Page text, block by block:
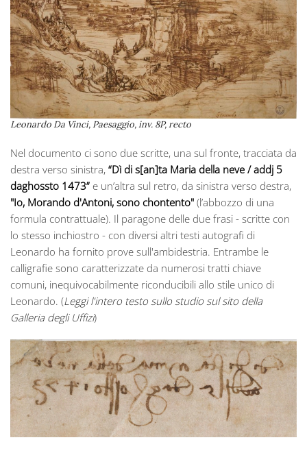
Leonardo Da Vinci, Paesaggio, inv. 8P, recto
Nel documento ci sono due scritte, una sul fronte, tracciata da
destra verso sinistra, “Dì di s[an]ta Maria della neve / addj 5
daghossto 1473” e un’altra sul retro, da sinistra verso destra,
"Io, Morando d'Antoni, sono chontento" (l’abbozzo di una
formula contrattuale). Il paragone delle due frasi - scritte con
lo stesso inchiostro - con diversi altri testi autografi di
Leonardo ha fornito prove sull'ambidestria. Entrambe le
calligrafie sono caratterizzate da numerosi tratti chiave
comuni, inequivocabilmente riconducibili allo stile unico di
Leonardo. (Leggi l'intero testo sullo studio sul sito della
Galleria degli Uffizi)